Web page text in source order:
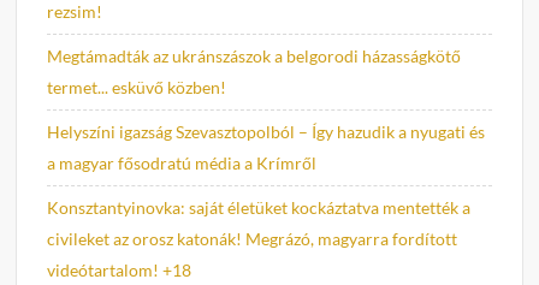
rezsim!
Megtámadták az ukránszászok a belgorodi házasságkötő
termet... esküvő közben!
Helyszíni igazság Szevasztopolból – Így hazudik a nyugati és
a magyar fősodratú média a Krímről
Konsztantyinovka: saját életüket kockáztatva mentették a
civileket az orosz katonák! Megrázó, magyarra fordított
videótartalom! +18